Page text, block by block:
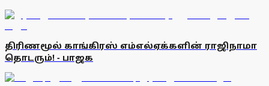
திரிணமூல் காங்கிரஸ் எம்எல்ஏக்களின் ராஜிநாமா
தொடரும்! - பாஜக